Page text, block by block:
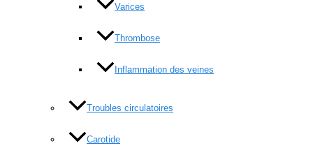
Varices
Thrombose
Inflammation des veines
Troubles circulatoires
Carotide